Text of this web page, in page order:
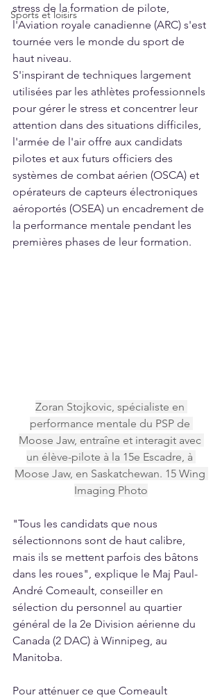
Sports et loisirs
stress de la formation de pilote,
l'Aviation royale canadienne (ARC) s'est
tournée vers le monde du sport de
haut niveau.
S'inspirant de techniques largement
utilisées par les athlètes professionnels
pour gérer le stress et concentrer leur
attention dans des situations difficiles,
l'armée de l'air offre aux candidats
pilotes et aux futurs officiers des
systèmes de combat aérien (OSCA) et
opérateurs de capteurs électroniques
aéroportés (OSEA) un encadrement de
la performance mentale pendant les
premières phases de leur formation.
Zoran Stojkovic, spécialiste en
performance mentale du PSP de
Moose Jaw, entraîne et interagit avec
un élève-pilote à la 15e Escadre, à
Moose Jaw, en Saskatchewan. 15 Wing
Imaging Photo
"Tous les candidats que nous
sélectionnons sont de haut calibre,
mais ils se mettent parfois des bâtons
dans les roues", explique le Maj Paul-
André Comeault, conseiller en
sélection du personnel au quartier
général de la 2e Division aérienne du
Canada (2 DAC) à Winnipeg, au
Manitoba.
Pour atténuer ce que Comeault